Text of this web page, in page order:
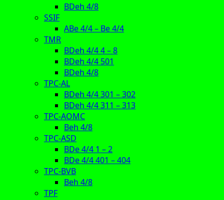
BDeh 4/8
SSIF
ABe 4/4 – Be 4/4
TMR
BDeh 4/4 4 – 8
BDeh 4/4 501
BDeh 4/8
TPC-AL
BDeh 4/4 301 – 302
BDeh 4/4 311 – 313
TPC-AOMC
Beh 4/8
TPC-ASD
BDe 4/4 1 – 2
BDe 4/4 401 – 404
TPC-BVB
Beh 4/8
TPF